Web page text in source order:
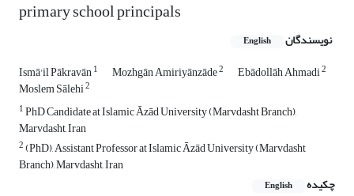
primary school principals
نویسندگان English
Ismā'il Pākravān1 Mozhgān Amiriyānzāde2 Ebādollāh Ahmadi2
Moslem Sālehi2
1PhD Candidate at Islamic Āzād University (Marvdasht Branch),
Marvdasht, Iran
2(PhD), Assistant Professor at Islamic Āzād University (Marvdasht
Branch), Marvdasht, Iran
چکیده
English